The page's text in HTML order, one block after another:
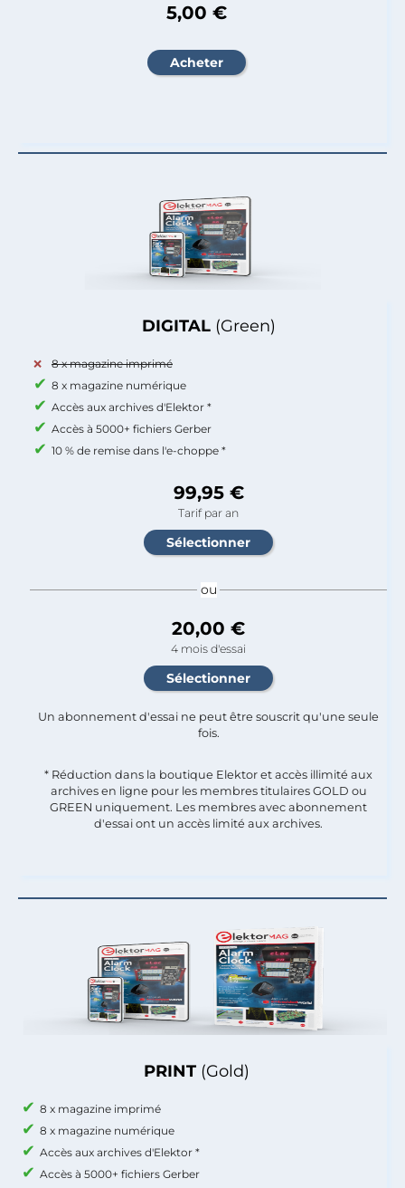
PRINT (Gold)
8 x magazine imprimé
8 x magazine numérique
Accès aux archives d'Elektor *
Accès à 5000+ fichiers Gerber
DIGITAL (Green)
8 x magazine imprimé
8 x magazine numérique
Accès aux archives d'Elektor *
Accès à 5000+ fichiers Gerber
10 % de remise dans l'e-choppe *
99,95 €
Tarif par an
ou
20,00 €
4 mois d'essai
Un abonnement d'essai ne peut être souscrit qu'une seule
fois.​
* Réduction dans la boutique Elektor et accès illimité aux
archives en ligne pour les membres titulaires GOLD ou
GREEN uniquement. Les membres avec abonnement
d'essai ont un accès limité aux archives.
5,00 €